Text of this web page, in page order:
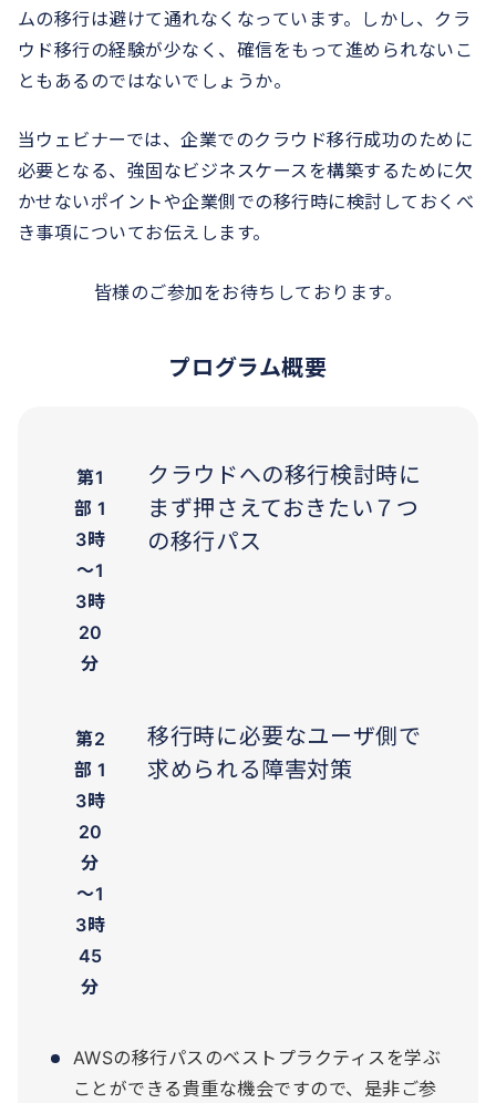
ムの移行は避けて通れなくなっています。しかし、クラ
ウド移行の経験が少なく、確信をもって進められないこ
ともあるのではないでしょうか。
当ウェビナーでは、企業でのクラウド移行成功のために
必要となる、強固なビジネスケースを構築するために欠
かせないポイントや企業側での移行時に検討しておくべ
き事項についてお伝えします。
皆様のご参加をお待ちしております。
プログラム概要
第1
部 1
3時
～1
3時
20
分
クラウドへの移行検討時に
まず押さえておきたい７つ
の移行パス
第2
部 1
3時
20
分
～1
3時
45
分
移行時に必要なユーザ側で
求められる障害対策
AWSの移行パスのベストプラクティスを学ぶ
ことができる貴重な機会ですので、是非ご参